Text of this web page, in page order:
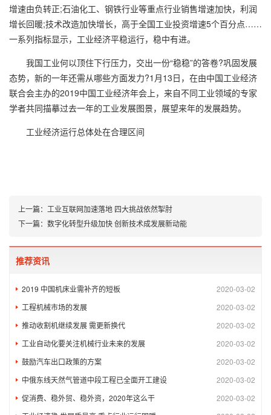
增速由负转正;石油化工、钢铁行业等重点行业销售增速加快，利润
增长回暖;技术改造加快增长，高于全国工业投资增速5个百分点……
一系列指标显示，工业经济平稳运行，稳中有进。
我国工业何以顶住下行压力，交出一份“稳稳”的答卷?巩固发展
态势，新的一年还需从哪些方面发力?1月13日，在由中国工业经济
联合会主办的2019中国工业经济年会上，来自不同工业领域的专家
学者共同描摹过去一年的工业发展图景，展望来年的发展趋势。
工业经济运行总体处在合理区间
上一篇： 工业互联网加速落地 四大挑战依然掣肘
下一篇： 数字化转型升级加快 创新技术成发展新动能
推荐资讯
2020-03-02
2019 中国机床业需补齐的短板
2020-03-02
工程机械市场的发展
2020-03-02
推动收割机继续发展 需更新换代
2020-03-02
工业自动化要关注机械行业未来的发展
2020-03-02
鼓励汽车出口政策的方案
2020-03-02
中俄东线天然气管道中段工程已全面开工建设
2020-03-02
促消费、稳外贸、稳外资，2020年这么干